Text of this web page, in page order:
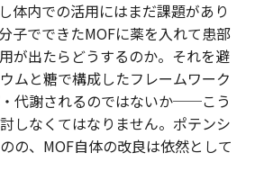
体内での活用にはまだ課題があり
子でできたMOFに薬を入れて患部
が出たらどうするのか。それを避
ムと糖で構成したフレームワーク
代謝されるのではないか──こう
しなくてはなりません。ポテンシ
の、MOF自体の改良は依然として